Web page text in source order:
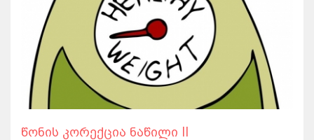
წონის კორექცია ნაწილი II